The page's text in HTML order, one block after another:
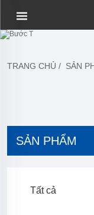
TRANG CHỦ / SẢN
SẢN PHẨM
Tất cả